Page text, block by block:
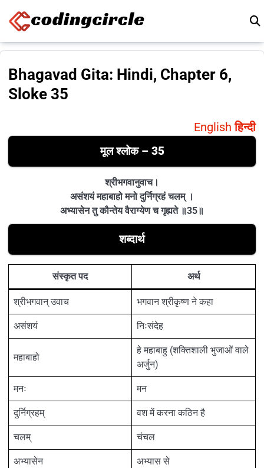
Bhagavad Gita: Hindi, Chapter 6,
Sloke 35
English हिन्दी
मूल श्लोक – 35
श्रीभगवानुवाच।
असंशयं महाबाहो मनो दुर्निग्रहं चलम् ।
अभ्यासेन तु कौन्तेय वैराग्येण च गृह्यते ॥35॥
शब्दार्थ
संस्कृत पद अर्थ
श्रीभगवान् उवाच भगवान श्रीकृष्ण ने कहा
असंशयं निःसंदेह
महाबाहो
हे महाबाहु (शक्तिशाली भुजाओं वाले
अर्जुन)
मनः मन
दुर्निग्रहम् वश में करना कठिन है
चलम् चंचल
अभ्यासेन अभ्यास से